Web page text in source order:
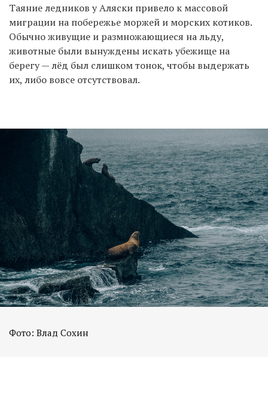
Таяние ледников у Аляски привело к массовой
миграции на побережье моржей и морских котиков.
Обычно живущие и размножающиеся на льду,
животные были вынуждены искать убежище на
берегу — лёд был слишком тонок, чтобы выдержать
их, либо вовсе отсутствовал.
Фото: Влад Сохин